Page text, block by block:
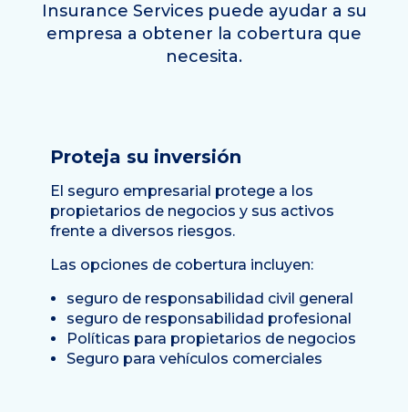
Insurance Services puede ayudar a su
empresa a obtener la cobertura que
necesita.
Proteja su inversión
El seguro empresarial protege a los
propietarios de negocios y sus activos
frente a diversos riesgos.
Las opciones de cobertura incluyen:
seguro de responsabilidad civil general
seguro de responsabilidad profesional
Políticas para propietarios de negocios
Seguro para vehículos comerciales